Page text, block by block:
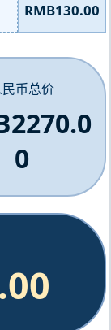
RMB130.00
民币总价
0